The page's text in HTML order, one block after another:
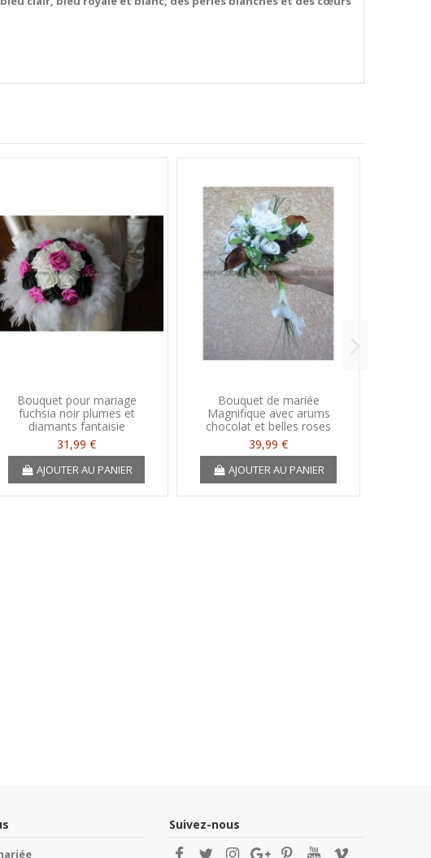
Bouquet pour mariage
fuchsia noir plumes et
diamants fantaisie
31,99 €
AJOUTER AU PANIER
Bouquet de mariée
Magnifique avec arums
chocolat et belles roses
39,99 €
AJOUTER AU PANIER
Suivez-nous